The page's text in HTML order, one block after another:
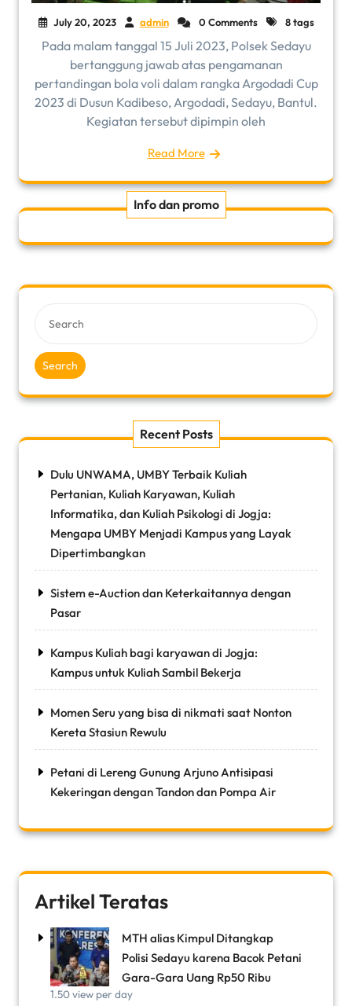
July 20, 2023 admin 0 Comments 8 tags
Pada malam tanggal 15 Juli 2023, Polsek Sedayu
bertanggung jawab atas pengamanan
pertandingan bola voli dalam rangka Argodadi Cup
2023 di Dusun Kadibeso, Argodadi, Sedayu, Bantul.
Kegiatan tersebut dipimpin oleh
Read More
Info dan promo
Search
Recent Posts
Dulu UNWAMA, UMBY Terbaik Kuliah
Pertanian, Kuliah Karyawan, Kuliah
Informatika, dan Kuliah Psikologi di Jogja:
Mengapa UMBY Menjadi Kampus yang Layak
Dipertimbangkan
Sistem e-Auction dan Keterkaitannya dengan
Pasar
Kampus Kuliah bagi karyawan di Jogja:
Kampus untuk Kuliah Sambil Bekerja
Momen Seru yang bisa di nikmati saat Nonton
Kereta Stasiun Rewulu
Petani di Lereng Gunung Arjuno Antisipasi
Kekeringan dengan Tandon dan Pompa Air
Artikel Teratas
MTH alias Kimpul Ditangkap
Polisi Sedayu karena Bacok Petani
Gara-Gara Uang Rp50 Ribu
1.50 view per day